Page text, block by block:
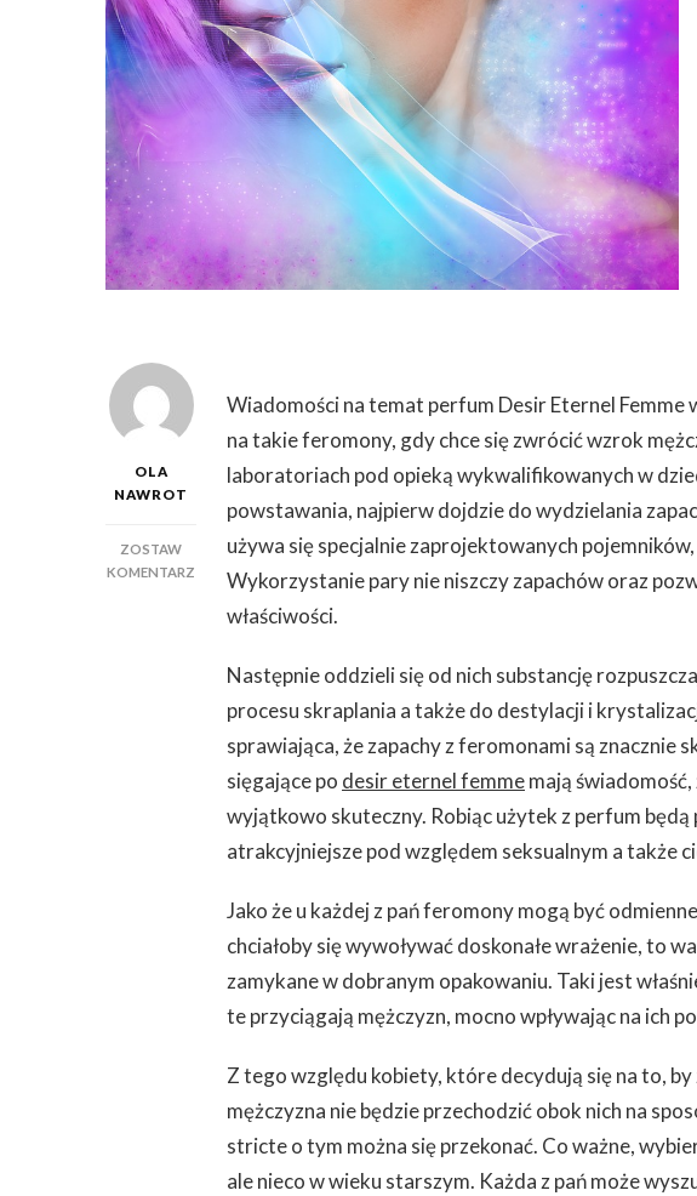
OLA
NAWROT
ZOSTAW
KOMENTARZ
PERFUMY
DESIR
ETERNEL
PANÓW?
Wiadomości na temat perfum Desir Eternel
na takie feromony, gdy chce się zwrócić wzrok
laboratoriach pod opieką wykwalifikowanych w
powstawania, najpierw dojdzie do wydzielania
używa się specjalnie zaprojektowanych
Wykorzystanie pary nie niszczy zapachów oraz
właściwości.
Następnie oddzieli się od nich substancję
procesu skraplania a także do destylacji i
sprawiająca, że zapachy z feromonami są znacznie
sięgające po desir eternel femmemają
wyjątkowo skuteczny. Robiąc użytek z perfum będą
atrakcyjniejsze pod względem seksualnym a także
Jako że u każdej z pań feromony mogą być
chciałoby się wywoływać doskonałe wrażenie, to
zamykane w dobranym opakowaniu. Taki jest
te przyciągają mężczyzn, mocno wpływając na ich
Z tego względu kobiety, które decydują się na to, by
mężczyzna nie będzie przechodzić obok nich na
stricte o tym można się przekonać. Co ważne,
ale nieco w wieku starszym. Każda z pań może